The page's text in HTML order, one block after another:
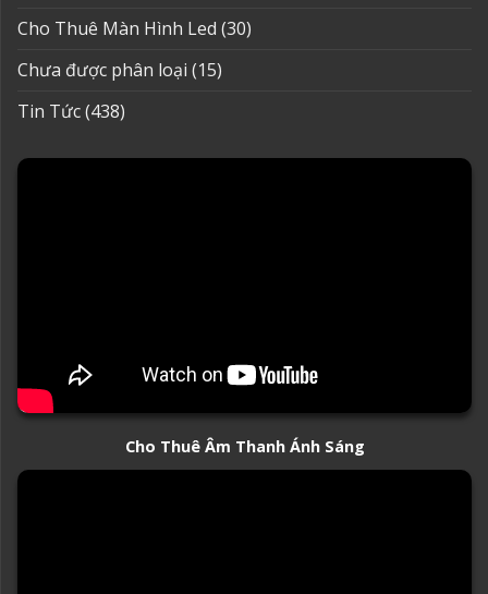
Cho Thuê Màn Hình Led (30)
Chưa được phân loại (15)
Tin Tức(438)
Cho Thuê Âm Thanh Ánh Sáng